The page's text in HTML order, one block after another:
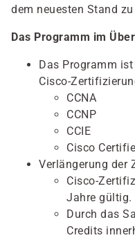
dem neuesten Stand
Das Programm im
Das Programm
Cisco-
CCNA
CCNP
CCIE
Cisco
Verlängerung der
Cisco-
Jahre gültig.
Durch das
Credits